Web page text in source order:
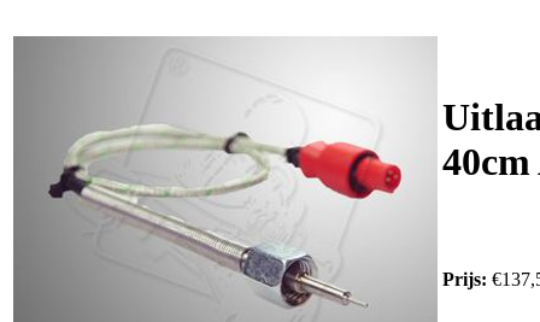
40cm
Prijs: